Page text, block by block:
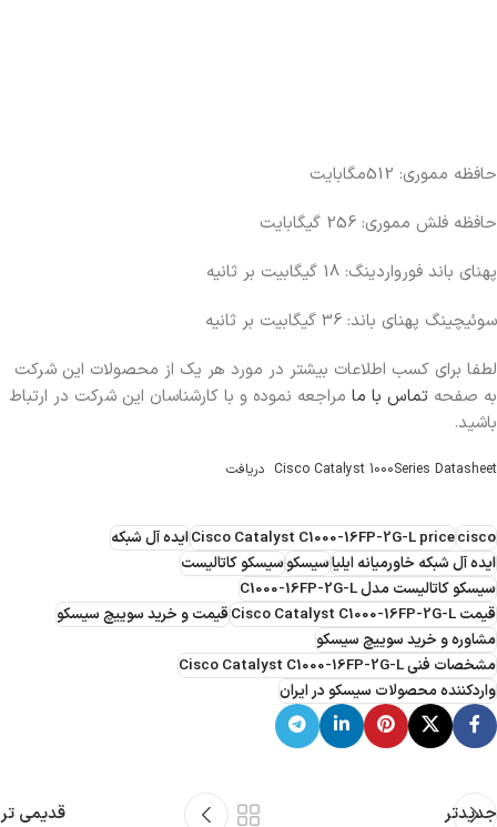
حافظه مموری: 512مگابایت
حافظه فلش مموری: 256 گیگابایت
پهنای باند فورواردینگ: 18 گیگابیت بر ثانیه
سوئیچینگ پهنای باند: 36 گیگابیت بر ثانیه
لطفا برای کسب اطلاعات بیشتر در مورد هر یک از محصولات این شرکت
به صفحه تماس با ما مراجعه نموده و با کارشناسان این شرکت در ارتباط
باشید.
Cisco Catalyst 1000Series Datasheet دریافت
cisco
Cisco Catalyst C1000-16FP-2G-L priceایده آل شبکه
ایده آل شبکه خاورمیانه ایلیاسیسکوسیسکو کاتالیست
سیسکو کاتالیست مدل C1000-16FP-2G-L
قیمت Cisco Catalyst C1000-16FP-2G-L
قیمت و خرید سوییچ سیسکو
مشاوره و خرید سوییچ سیسکو
مشخصات فنی Cisco Catalyst C1000-16FP-2G-L
واردکننده محصولات سیسکو در ایران
جدیدتر قدیمی تر